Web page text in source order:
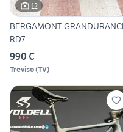
12
BERGAMONT
RD7
990 €
Treviso(TV)